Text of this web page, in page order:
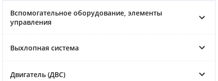
Вспомогательное оборудование, элементы
управления
Выхлопная система
Двигатель (ДВС)